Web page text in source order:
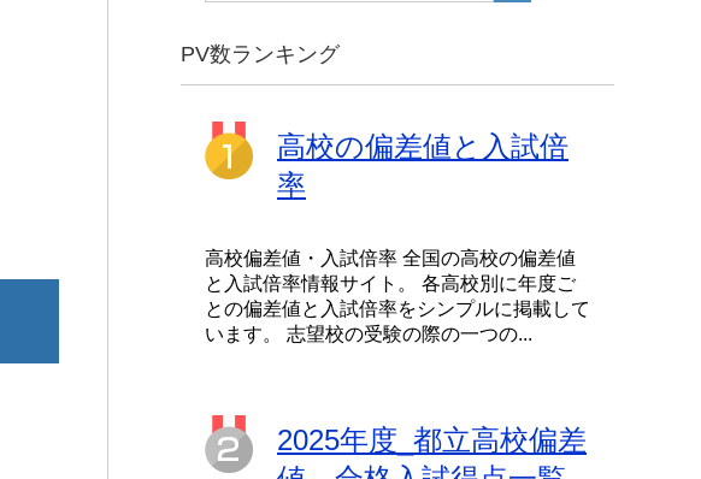
PV数ランキング
高校の偏差値と入試倍
率
高校偏差値・入試倍率 全国の高校の偏差値
と入試倍率情報サイト。 各高校別に年度ご
との偏差値と入試倍率をシンプルに掲載して
います。 志望校の受験の際の一つの...
2025年度_都立高校偏差